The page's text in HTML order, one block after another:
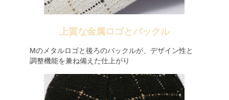
上質な金属ロゴとバックル
Mのメタルロゴと後ろのバックルが、デザイン性と
調整機能を兼ね備えた仕上がり